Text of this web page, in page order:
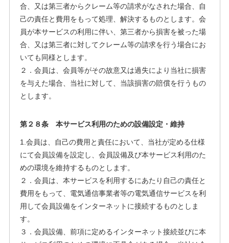
合、又は第三者からクレーム等の請求がなされた場合、自
己の責任と費用をもって処理、解決するものとします。会
員が本サービスの利用に伴い、第三者から損害を被った場
合、又は第三者に対してクレーム等の請求を行う場合にお
いても同様とします。
２．会員は、会員等がその故意又は過失により当社に損害
を与えた場合、当社に対して、当該損害の賠償を行うもの
とします。
第２８条 本サービス利用のための設備設定・維持
1.会員は、自己の費用と責任において、当社が定める仕様
にて会員設備を設定し、会員設備及び本サービス利用のた
めの環境を維持するものとします。
２．会員は、本サービスを利用するにあたり自己の責任と
費用をもって、電気通信事業者等の電気通信サービスを利
用して会員設備をインターネットに接続するものとしま
す。
３．会員設備、前項に定めるインターネット接続並びに本